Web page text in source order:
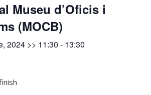
Museu d’Oficis i
(MOCB)
2024 >> 11:30 - 13:30